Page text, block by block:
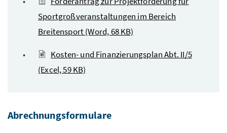
Sportgroßveranstaltungen im Bereich
Breitensport(Word, 68 KB)
Kosten- und Finanzierungsplan Abt. II/5
(Excel, 59 KB)
Abrechnungsformulare